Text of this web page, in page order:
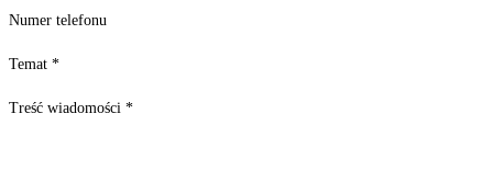
Numer telefonu
Temat *
Treść wiadomości *